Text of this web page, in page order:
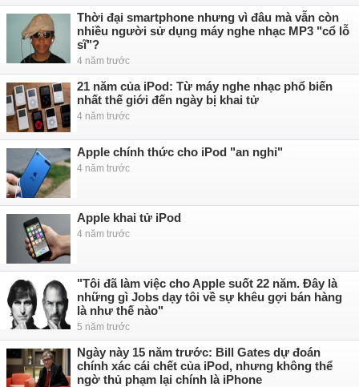
Thời đại smartphone nhưng vì đâu mà vẫn còn
nhiều người sử dụng máy nghe nhạc MP3 "cổ lỗ
sĩ"?
4 năm trước
21 năm của iPod: Từ máy nghe nhạc phổ biến
nhất thế giới đến ngày bị khai tử
4 năm trước
Apple chính thức cho iPod "an nghỉ"
4 năm trước
Apple khai tử iPod
4 năm trước
"Tôi đã làm việc cho Apple suốt 22 năm. Đây là
những gì Jobs dạy tôi về sự khêu gợi bán hàng
là như thế nào"
5 năm trước
Ngày này 15 năm trước: Bill Gates dự đoán
chính xác cái chết của iPod, nhưng không thể
ngờ thủ phạm lại chính là iPhone